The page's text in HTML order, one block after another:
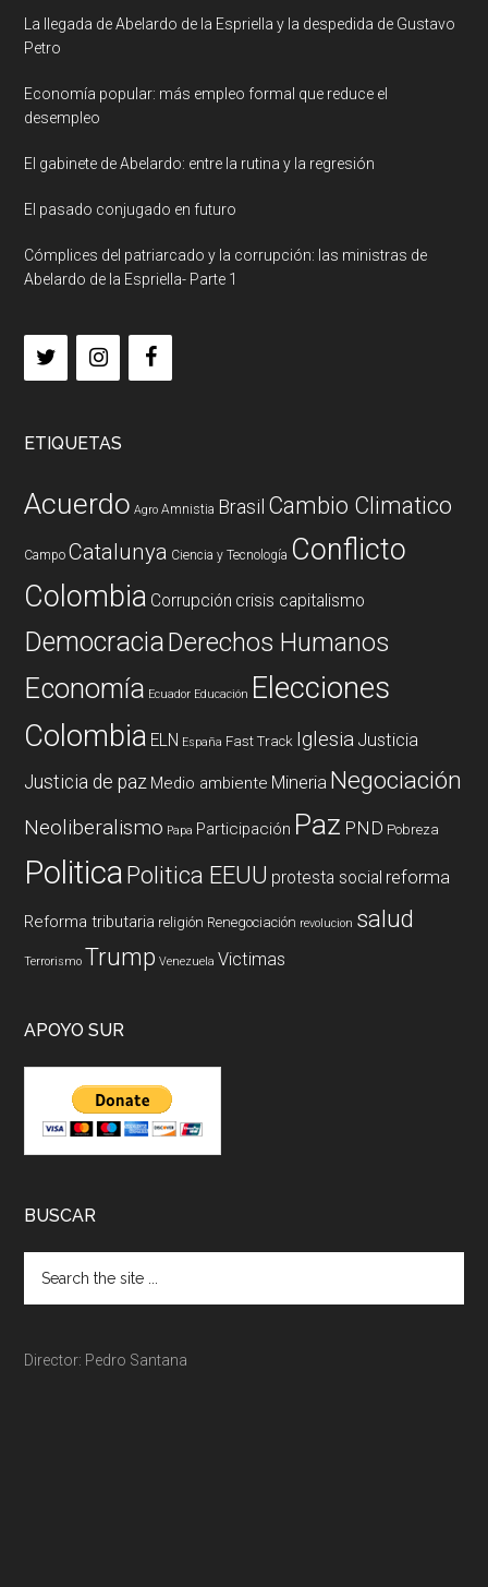
La llegada de Abelardo de la Espriella y la despedida de Gustavo
Petro
Economía popular: más empleo formal que reduce el
desempleo
El gabinete de Abelardo: entre la rutina y la regresión
El pasado conjugado en futuro
Cómplices del patriarcado y la corrupción: las ministras de
Abelardo de la Espriella- Parte 1
ETIQUETAS
Acuerdo Agro Amnistia Brasil Cambio Climatico
Campo Catalunya Ciencia y Tecnología Conflicto
Colombia Corrupción crisis capitalismo
DemocraciaDerechos Humanos
Economía Ecuador Educación Elecciones
Colombia ELN España Fast Track Iglesia Justicia
Justicia de paz Medio ambiente Mineria Negociación
Neoliberalismo Papa Participación Paz PND Pobreza
PoliticaPolitica EEUU protesta social reforma
Reforma tributaria religión Renegociación revolucion salud
Terrorismo Trump Venezuela Victimas
APOYO SUR
BUSCAR
Director: Pedro Santana